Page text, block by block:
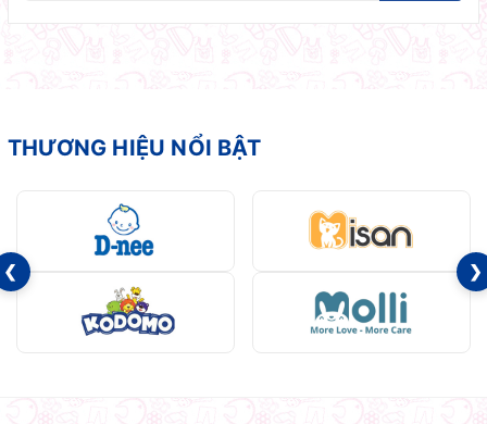
THƯƠNG HIỆU NỔI BẬT
❮ ❯